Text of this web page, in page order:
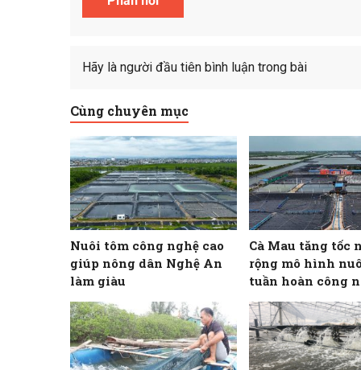
Hãy là người đầu tiên bình luận trong bài
Cùng chuyên mục
Nuôi tôm công nghệ cao
giúp nông dân Nghệ An
làm giàu
Cà Mau tăng tốc
rộng mô hình
tuần hoàn công